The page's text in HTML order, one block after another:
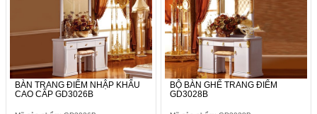
BÀN TRANG ĐIỂM NHẬP KHẨU
CAO CẤP GD3026B
BỘ BÀN GHẾ TRANG ĐIỂM
GD3028B